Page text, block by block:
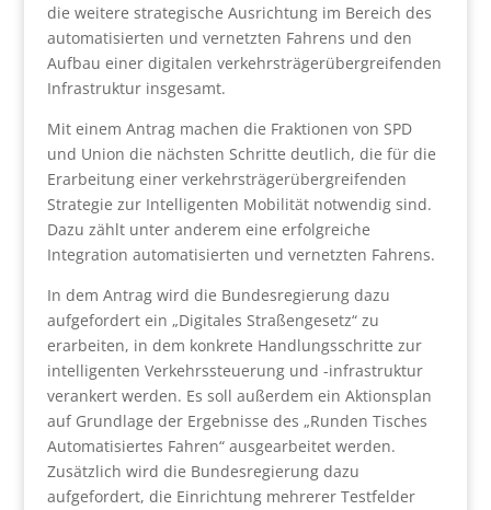
die weitere strategische Ausrichtung im Bereich des
automatisierten und vernetzten Fahrens und den
Aufbau einer digitalen verkehrsträgerübergreifenden
Infrastruktur insgesamt.
Mit einem Antrag machen die Fraktionen von SPD
und Union die nächsten Schritte deutlich, die für die
Erarbeitung einer verkehrsträgerübergreifenden
Strategie zur Intelligenten Mobilität notwendig sind.
Dazu zählt unter anderem eine erfolgreiche
Integration automatisierten und vernetzten Fahrens.
In dem Antrag wird die Bundesregierung dazu
aufgefordert ein „Digitales Straßengesetz“ zu
erarbeiten, in dem konkrete Handlungsschritte zur
intelligenten Verkehrssteuerung und -infrastruktur
verankert werden. Es soll außerdem ein Aktionsplan
auf Grundlage der Ergebnisse des „Runden Tisches
Automatisiertes Fahren“ ausgearbeitet werden.
Zusätzlich wird die Bundesregierung dazu
aufgefordert, die Einrichtung mehrerer Testfelder